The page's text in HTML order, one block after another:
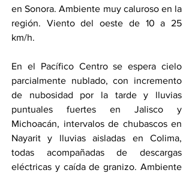
en Sonora. Ambiente muy caluroso en la
región. Viento del oeste de 10 a 25
km/h.
En el Pacífico Centro se espera cielo
parcialmente nublado, con incremento
de nubosidad por la tarde y lluvias
puntuales fuertes en Jalisco y
Michoacán, intervalos de chubascos en
Nayarit y lluvias aisladas en Colima,
todas acompañadas de descargas
eléctricas y caída de granizo. Ambiente